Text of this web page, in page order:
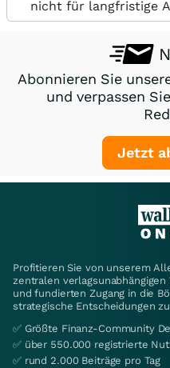
nicht für langfristige
Abonnieren Sie
und verpassen
Jetzt
Profitieren Sie von unserem
zentralen
und fundierten Zugang in die
strategische Entscheidungen
✅ Größte Finanz-Community
✅ über 550.000 registrierte
✅ rund 2.000 Beiträge pro Tag